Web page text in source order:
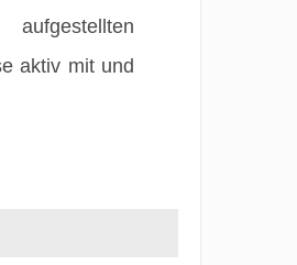
aktiv mit und